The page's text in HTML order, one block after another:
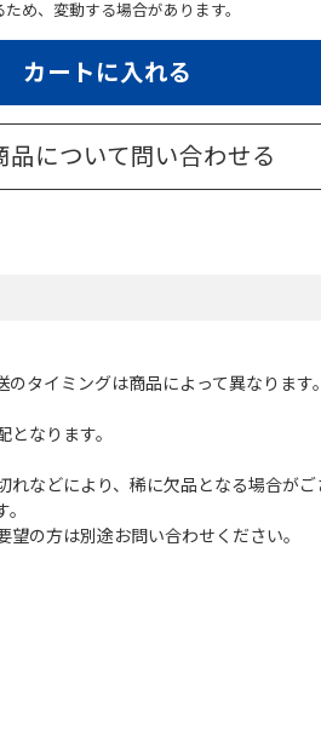
め、変動する場合があります。
カートに入れる
品について問い合わせる
タイミングは商品によって異なります。
なります。
などにより、稀に欠品となる場合がご
の方は別途お問い合わせください。